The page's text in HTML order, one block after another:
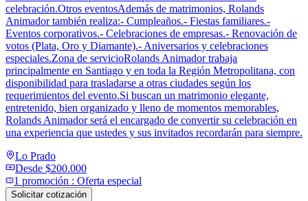
celebración.Otros eventosAdemás de matrimonios, Rolands
Animador también realiza:- Cumpleaños.- Fiestas familiares.-
Eventos corporativos.- Celebraciones de empresas.- Renovación de
votos (Plata, Oro y Diamante).- Aniversarios y celebraciones
especiales.Zona de servicioRolands Animador trabaja
principalmente en Santiago y en toda la Región Metropolitana, con
disponibilidad para trasladarse a otras ciudades según los
requerimientos del evento.Si buscan un matrimonio elegante,
entretenido, bien organizado y lleno de momentos memorables,
Rolands Animador será el encargado de convertir su celebración en
una experiencia que ustedes y sus invitados recordarán para siempre.
Lo Prado
Desde $200.000
1 promoción : Oferta especial
Solicitar cotización